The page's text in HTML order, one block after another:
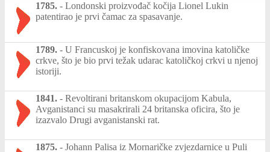
1785. - Londonski proizvođač kočija Lionel Lukin
patentirao je prvi čamac za spasavanje.
1789. - U Francuskoj je konfiskovana imovina katoličke
crkve, što je bio prvi težak udarac katoličkoj crkvi u njenoj
istoriji.
1841. - Revoltirani britanskom okupacijom Kabula,
Avganistanci su masakrirali 24 britanska oficira, što je
izazvalo Drugi avganistanski rat.
1875. - Johann Palisa iz Mornaričke zvjezdarnice u Puli